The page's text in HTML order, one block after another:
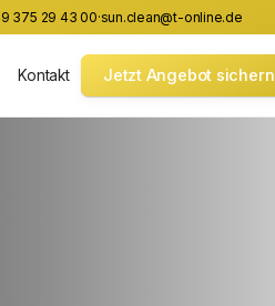
375 29 43 00·sun.clean@t-online.de
Kontakt Jetzt Angebot sichern